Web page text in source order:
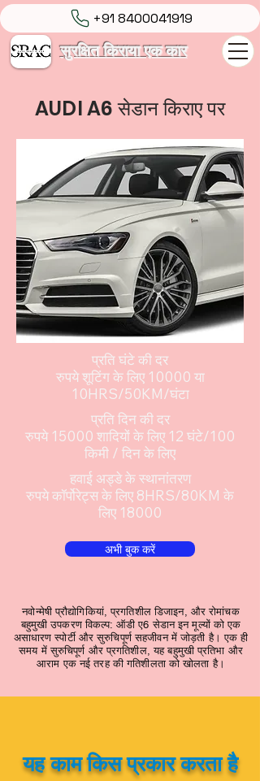
सुरक्षित किराया एक कार
+91 8400041919
AUDI A6 सेडान किराए पर
प्रति घंटे की दर
रुपये शूटिंग के लिए 10000 या
10HRS/50KM/घंटा
प्रति दिन की दर
रुपये 15000 शादियों के लिए 12 घंटे/100
किमी / दिन के लिए
हवाई अड्डे के स्थानांतरण
रुपये कॉर्पोरेट्स के लिए 8HRS/80KM के
लिए 18000
अभी बुक करें
नवोन्मेषी प्रौद्योगिकियां, प्रगतिशील डिजाइन, और रोमांचक
बहुमुखी उपकरण विकल्प: ऑडी ए6 सेडान इन मूल्यों को एक
असाधारण स्पोर्टी और सुरुचिपूर्ण सहजीवन में जोड़ती है। एक ही
समय में सुरुचिपूर्ण और प्रगतिशील, यह बहुमुखी प्रतिभा और
आराम एक नई तरह की गतिशीलता को खोलता है।
यह काम किस प्रकार करता है